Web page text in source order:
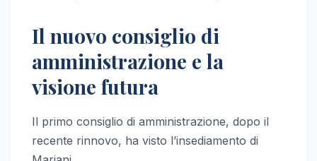
Il nuovo consiglio di
amministrazione e la
visione futura
Il primo consiglio di amministrazione, dopo il
recente rinnovo, ha visto l’insediamento di